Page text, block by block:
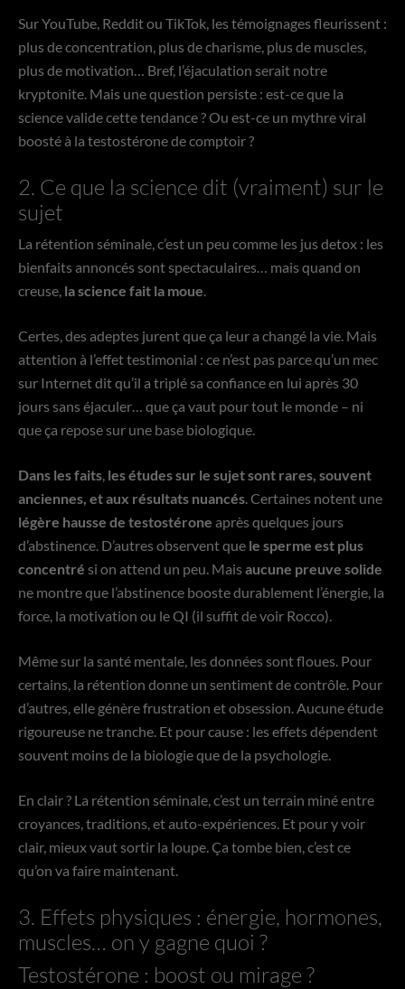
Sur YouTube, Reddit ou TikTok, les témoignages fleurissent :
plus de concentration, plus de charisme, plus de muscles,
plus de motivation… Bref, l’éjaculation serait notre
kryptonite. Mais une question persiste : est-ce que la
science valide cette tendance ? Ou est-ce un myth­re viral
boosté à la testostérone de comptoir ?
2. Ce que la science dit (vraiment) sur le
sujet
La rétention séminale, c’est un peu comme les jus detox : les
bienfaits annoncés sont spectaculaires… mais quand on
creuse, la science fait la moue.
Certes, des adeptes jurent que ça leur a changé la vie. Mais
attention à l’effet testimonial : ce n’est pas parce qu’un mec
sur Internet dit qu’il a triplé sa confiance en lui après 30
jours sans éjaculer… que ça vaut pour tout le monde – ni
que ça repose sur une base biologique.
Dans les faits, les études sur le sujet sont rares, souvent
anciennes, et aux résultats nuancés. Certaines notent une
légère hausse de testostérone après quelques jours
d’abstinence. D’autres observent que le sperme est plus
concentré si on attend un peu. Mais aucune preuve solide
ne montre que l’abstinence booste durablement l’énergie, la
force, la motivation ou le QI (il suffit de voir Rocco).
Même sur la santé mentale, les données sont floues. Pour
certains, la rétention donne un sentiment de contrôle. Pour
d’autres, elle génère frustration et obsession. Aucune étude
rigoureuse ne tranche. Et pour cause : les effets dépendent
souvent moins de la biologie que de la psychologie.
En clair ? La rétention séminale, c’est un terrain miné entre
croyances, traditions, et auto-expériences. Et pour y voir
clair, mieux vaut sortir la loupe. Ça tombe bien, c’est ce
qu’on va faire maintenant.
3. Effets physiques : énergie, hormones,
muscles… on y gagne quoi ?
Testostérone : boost ou mirage ?